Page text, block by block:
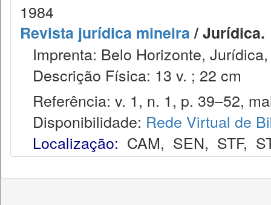
1984
Revista jurídica mineira/ Jurídica.
Imprenta: Belo Horizonte,
Descrição Física: 13 v. ; 22 cm
Referência: v. 1, n. 1, p. 39–52,
Disponibilidade: Rede Virtual de
Localização: CAM, SEN, STF,